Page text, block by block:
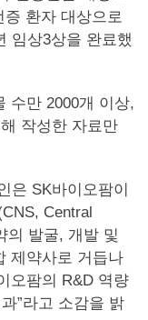
증 환자 대상으로
임상3상을 완료했
수만 2000개 이상,
작성한 자료만
은 SK바이오팜이
Central
의 발굴, 개발 및
제약사로 거듭나
오팜의 R&D 역량
”라고 소감을 밝